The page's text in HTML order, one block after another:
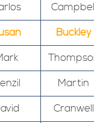
Buckley
Martin
Cranwell